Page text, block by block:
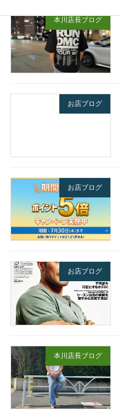
本川店長ブログ
お店ブログ
お店ブログ
お店ブログ
本川店長ブログ